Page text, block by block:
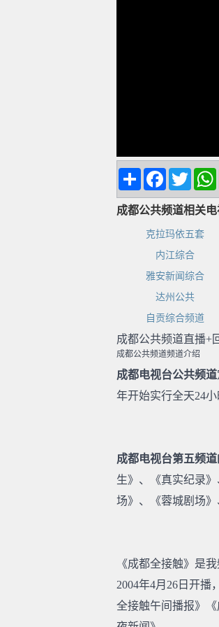
Share FacebookTwitter
成都公共频道相关
克拉玛依五套
内江综合
雅安新闻综合
达州公共
自贡综合频道
成都公共频道直播+
成都公共频道频道介绍
成都电视台公共频道
年开始实行全天24
成都电视台第五频道
生》、《真实纪录
场》、《蓉城剧场
《成都全接触》是
2004年4月26日开
全接触午间播报》